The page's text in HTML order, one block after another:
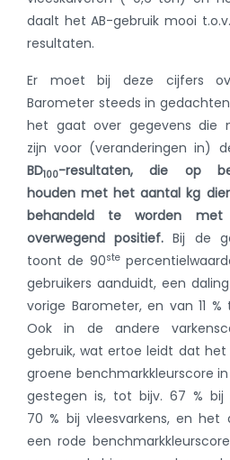
daalt het AB-gebruik mooi
resultaten.
Er moet bij deze cijfers
Barometer steeds in
het gaat over gegevens die
zijn voor (veranderingen in)
BD100-resultaten, die op
houden met het aantal kg
behandeld te worden
overwegend positief. Bij de
toont de 90ste
gebruikers aanduidt, een
vorige Barometer, en van 11
Ook in de andere
gebruik, wat ertoe leidt dat
groene benchmarkkleurscore
gestegen is, tot bijv. 67 % bij
70 % bij vleesvarkens, en het
een rode